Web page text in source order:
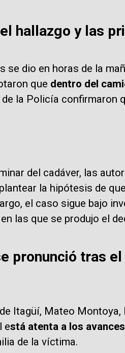
hallazgo y las
se dio en horas de la
que dentro del
la Policía confirmaron
del cadáver, las
la hipótesis de que
el caso sigue bajo
las que se produjo el
pronunció tras
Itagüí, Mateo
está atenta a los
de la víctima.